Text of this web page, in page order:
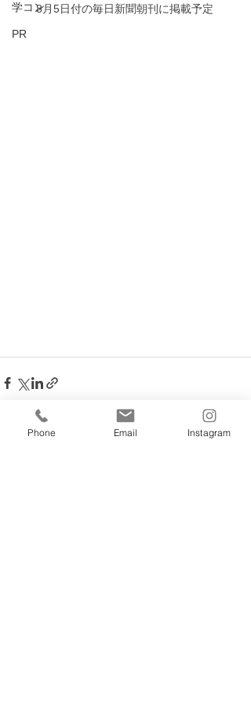
学コン
PR
8月5日付の毎日新聞朝刊に掲載予定
Phone Email Instagram